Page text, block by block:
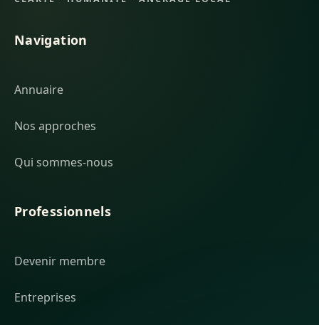
Navigation
Annuaire
Nos approches
Qui sommes-nous
Professionnels
Devenir membre
Entreprises